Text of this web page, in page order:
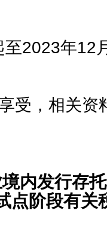
2023年12
受，相关资
内发行存
点阶段有关